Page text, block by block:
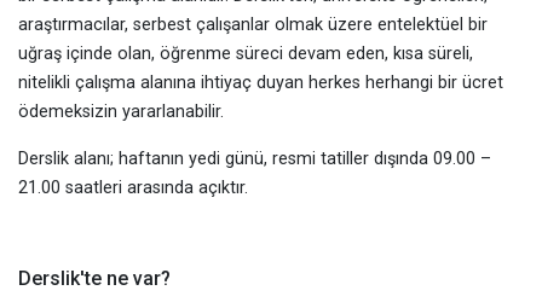
araştırmacılar, serbest çalışanlar olmak üzere entelektüel bir
uğraş içinde olan, öğrenme süreci devam eden, kısa süreli,
nitelikli çalışma alanına ihtiyaç duyan herkes herhangi bir ücret
ödemeksizin yararlanabilir.
Derslik alanı; haftanın yedi günü, resmi tatiller dışında 09.00 –
21.00 saatleri arasında açıktır.
Derslik'te ne var?